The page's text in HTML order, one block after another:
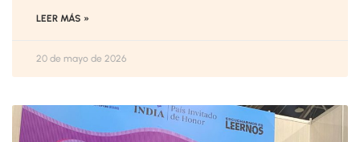
LEER MÁS »
20 de mayo de 2026